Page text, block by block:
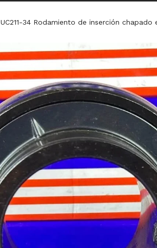
UC211-34 Rodamiento de inserción